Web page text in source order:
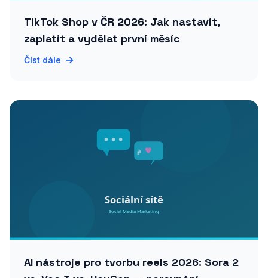
TikTok Shop v ČR 2026: Jak nastavit,
zaplatit a vydělat první měsíc
Číst dále
AI nástroje pro tvorbu reels 2026: Sora 2